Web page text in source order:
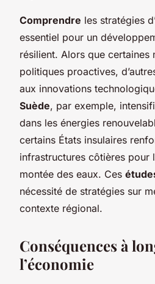
Comprendre les stratégies
essentiel pour un
résilient. Alors que certaines
politiques proactives,
aux innovations
Suède, par exemple,
dans les énergies
certains États insulaires
infrastructures côtières pour
montée des eaux. Ces
nécessité de stratégies sur
contexte régional.
Conséquences à
l’économie